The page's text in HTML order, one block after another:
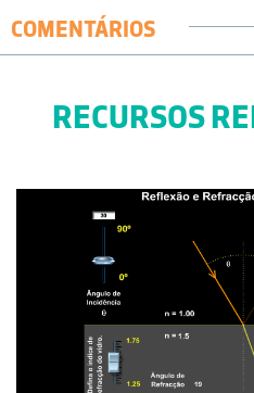
COMENTÁRIOS
RECURSOS